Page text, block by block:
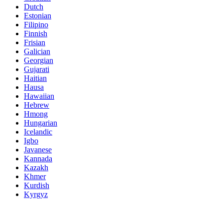
Dutch
Estonian
Filipino
Finnish
Frisian
Galician
Georgian
Gujarati
Haitian
Hausa
Hawaiian
Hebrew
Hmong
Hungarian
Icelandic
Igbo
Javanese
Kannada
Kazakh
Khmer
Kurdish
Kyrgyz